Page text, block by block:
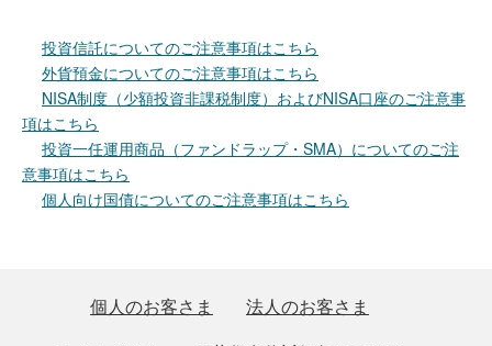
投資信託についてのご注意事項はこちら
外貨預金についてのご注意事項はこちら
NISA制度（少額投資非課税制度）およびNISA口座のご注意事
項はこちら
投資一任運用商品（ファンドラップ・SMA）についてのご注
意事項はこちら
個人向け国債についてのご注意事項はこちら
個人のお客さま
法人のお客さま